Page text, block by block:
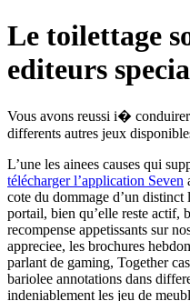
Le toilettage
editeurs
Vous avons reussi i�
differents autres jeux
L’une les ainees causes qui
télécharger l’application Seven
cote du dommage d’un
portail, bien qu’elle reste actif,
recompense appetissants sur
appreciee, les brochures
parlant de gaming, Together
bariolee annotations dans
indeniablement les jeu de